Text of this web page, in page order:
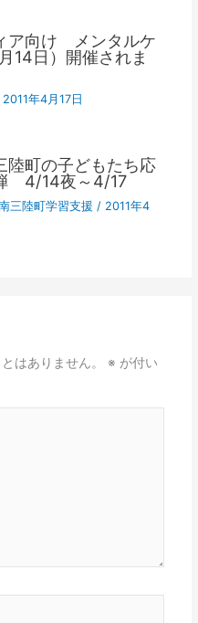
ア向け メンタルケ
14日）開催されま
2011年4月17日
陸町の子どもたち応
4/14夜～4/17
三陸町学習支援 / 2011年4
はありません。 ※ が付い